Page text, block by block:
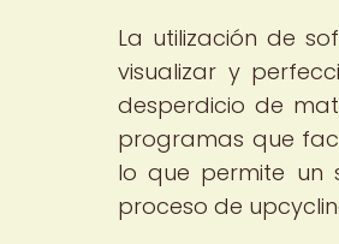
La utilización de
visualizar y
desperdicio de
programas que
lo que permite un
proceso de